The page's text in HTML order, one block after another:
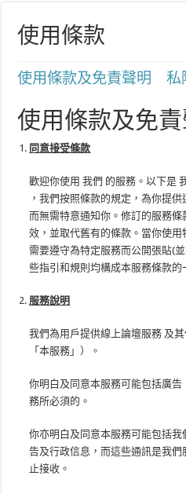
使用條款
使用條款及免責聲明 私
使用條款及免責
同意接受條款
歡迎你使用 我們 的服務。以下是
，我們按照條款的規定，為你提
而無需特意通知你。修訂的服務
效，並取代舊有的條款。當你使
需要遵守為特定服務而公開張貼(
些指引和規則均構成本服務條款的
服務說明
我們為用戶提供線上論壇服務 及
「本服務」）。
你明白及同意本服務可能包括廣
務所必須的。
你亦明白及同意本服務可能包括
告及行政信息，而這些通訊是我
止接收。